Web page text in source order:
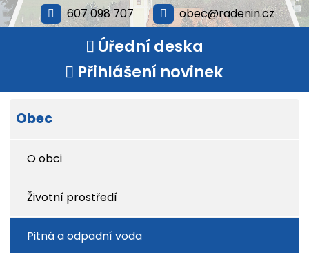
607 098 707 obec@radenin.cz
Úřední deska
Přihlášení novinek
Obec
O obci
Životní prostředí
Pitná a odpadní voda